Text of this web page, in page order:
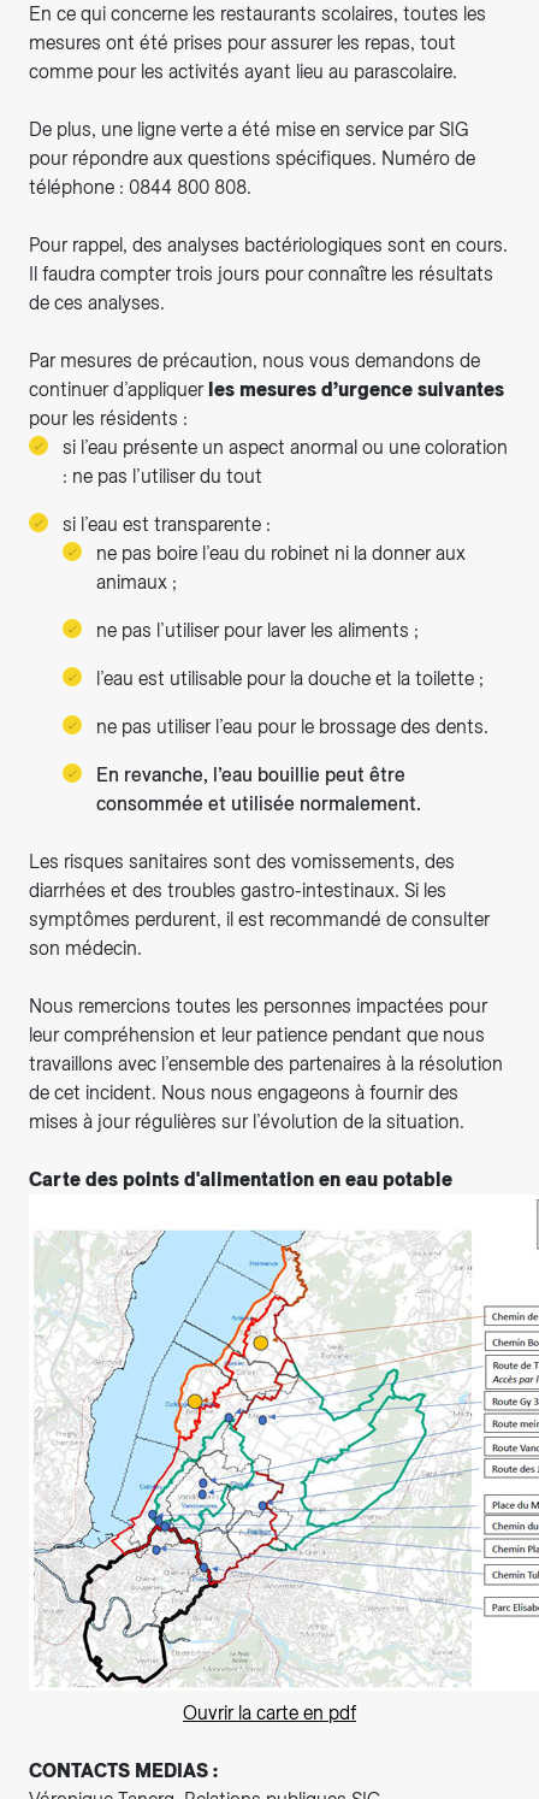
En ce qui concerne les restaurants scolaires, toutes les
mesures ont été prises pour assurer les repas, tout
comme pour les activités ayant lieu au parascolaire.
De plus, une ligne verte a été mise en service par SIG
pour répondre aux questions spécifiques. Numéro de
téléphone : 0844 800 808.
Pour rappel, des analyses bactériologiques sont en cours.
Il faudra compter trois jours pour connaître les résultats
de ces analyses.
Par mesures de précaution, nous vous demandons de
continuer d’appliquerles mesures d’urgence suivantes
pour les résidents :
si l’eau présente un aspect anormal ou une coloration
: ne pas l’utiliser du tout
si l’eau est transparente :
ne pas boire l’eau du robinet ni la donner aux
animaux ;
ne pas l’utiliser pour laver les aliments ;
l’eau est utilisable pour la douche et la toilette ;
ne pas utiliser l’eau pour le brossage des dents.
En revanche, l’eau bouillie peut être
consommée et utilisée normalement.
Les risques sanitaires sont des vomissements, des
diarrhées et des troubles gastro-intestinaux. Si les
symptômes perdurent, il est recommandé de consulter
son médecin.
Nous remercions toutes les personnes impactées pour
leur compréhension et leur patience pendant que nous
travaillons avec l’ensemble des partenaires à la résolution
de cet incident. Nous nous engageons à fournir des
mises à jour régulières sur l’évolution de la situation.
Carte des points d'alimentation en eau potable
Ouvrir la carte en pdf
CONTACTS MEDIAS :